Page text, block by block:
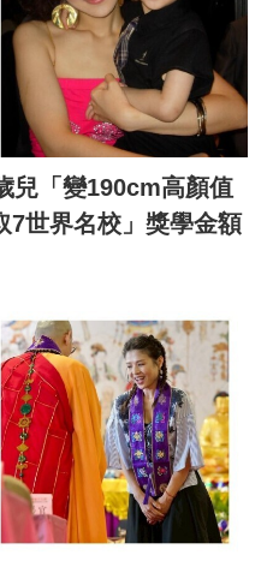
兒「變190cm高顏值
世界名校」獎學金額